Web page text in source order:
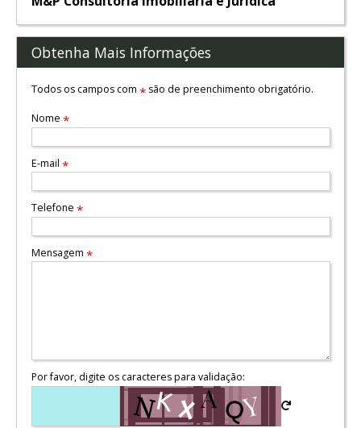
Obtenha Mais Informações
Todos os campos com *são de preenchimento obrigatório.
Nome *
E-mail *
Telefone *
Mensagem *
Por favor, digite os caracteres para validação: